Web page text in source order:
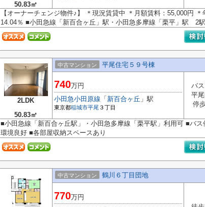
50.83㎡
【オーナーチェンジ物件♪】 ＊現況賃貸中 ＊月額賃料：55,000円
14.04％ ■小田急線「新百合ヶ丘」駅・小田急多摩線「栗平」駅 2
2LDK
50.83㎡
中古マンション 平尾住宅５９号棟
740万円
小田急小田原線 「 新百合ヶ丘 」駅
東京都稲城市平尾 ３丁目
バ
平
停
■小田急線「新百合ヶ丘駅」・小田急多摩線「栗平駅」利用可 ■バ
環境良好 ■各部屋収納スペースあり
中古マンション 鶴川６丁目団地
770万円